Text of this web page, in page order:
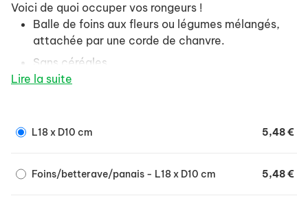
Voici de quoi occuper vos rongeurs !
Balle de foins aux fleurs ou légumes mélangés,
attachée par une corde de chanvre.
Sans céréales.
Lire la suite
L18 x D10 cm 5,48 €
Foins/betterave/panais - L18 x D10 cm 5,48 €